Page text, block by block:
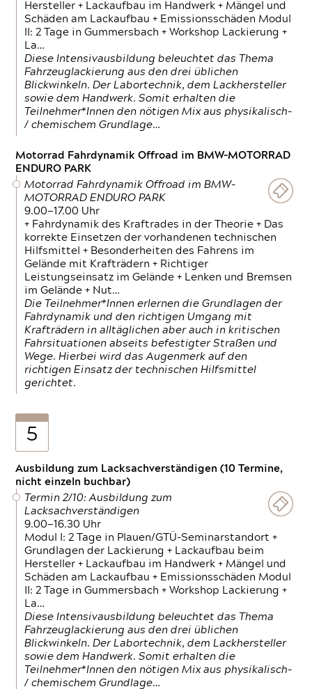
Hersteller + Lackaufbau im Handwerk + Mängel und
Schäden am Lackaufbau + Emissionsschäden Modul
II: 2 Tage in Gummersbach + Workshop Lackierung +
La…
Diese Intensivausbildung beleuchtet das Thema
Fahrzeuglackierung aus den drei üblichen
Blickwinkeln. Der Labortechnik, dem Lackhersteller
sowie dem Handwerk. Somit erhalten die
Teilnehmer*Innen den nötigen Mix aus physikalisch-
/ chemischem Grundlage…
Motorrad Fahrdynamik Offroad im BMW-MOTORRAD
ENDURO PARK
Motorrad Fahrdynamik Offroad im BMW-
MOTORRAD ENDURO PARK
9.00—17.00 Uhr
+ Fahrdynamik des Kraftrades in der Theorie + Das
korrekte Einsetzen der vorhandenen technischen
Hilfsmittel + Besonderheiten des Fahrens im
Gelände mit Krafträdern + Richtiger
Leistungseinsatz im Gelände + Lenken und Bremsen
im Gelände + Nut…
Die Teilnehmer*Innen erlernen die Grundlagen der
Fahrdynamik und den richtigen Umgang mit
Krafträdern in alltäglichen aber auch in kritischen
Fahrsituationen abseits befestigter Straßen und
Wege. Hierbei wird das Augenmerk auf den
richtigen Einsatz der technischen Hilfsmittel
gerichtet.
5
Ausbildung zum Lacksachverständigen (10 Termine,
nicht einzeln buchbar)
Termin 2/10: Ausbildung zum
Lacksachverständigen
9.00—16.30 Uhr
Modul I: 2 Tage in Plauen/GTÜ-Seminarstandort +
Grundlagen der Lackierung + Lackaufbau beim
Hersteller + Lackaufbau im Handwerk + Mängel und
Schäden am Lackaufbau + Emissionsschäden Modul
II: 2 Tage in Gummersbach + Workshop Lackierung +
La…
Diese Intensivausbildung beleuchtet das Thema
Fahrzeuglackierung aus den drei üblichen
Blickwinkeln. Der Labortechnik, dem Lackhersteller
sowie dem Handwerk. Somit erhalten die
Teilnehmer*Innen den nötigen Mix aus physikalisch-
/ chemischem Grundlage…